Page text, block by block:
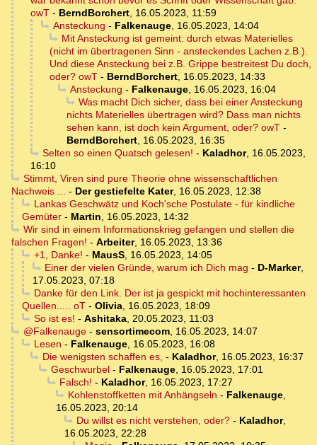
owT - BerndBorchert 16.05.2023, 11:59
Ansteckung - Falkenauge, 16.05.2023, 14:04
Mit Ansteckung ist gemeint: durch etwas Materielles
(nicht im übertragenen Sinn - ansteckendes Lachen z.B.).
Und diese Ansteckung bei z.B. Grippe bestreitest Du doch,
oder? owT - BerndBorchert 16.05.2023, 14:33
Ansteckung - Falkenauge, 16.05.2023, 16:04
Was macht Dich sicher, dass bei einer Ansteckung
nichts Materielles übertragen wird? Dass man nichts
sehen kann, ist doch kein Argument, oder? owT -
BerndBorchert 16.05.2023, 16:35
Selten so einen Quatsch gelesen! - Kaladhor, 16.05.2023,
16:10
Stimmt, Viren sind pure Theorie ohne wissenschaftlichen
Nachweis ...
- Der gestiefelte Kater, 16.05.2023, 12:38
Lankas Geschwätz und Koch'sche Postulate - für kindliche
Gemüter - Martin
16.05.2023, 14:32
Wir sind in einem Informationskrieg gefangen und stellen die
falschen Fragen! - Arbeiter, 16.05.2023, 13:36
+1, Danke! - MausS, 16.05.2023, 14:05
Einer der vielen Gründe, warum ich Dich mag - D-Marker,
17.05.2023, 07:18
Danke für den Link. Der ist ja gespickt mit hochinteressanten
Quellen..... oT - Olivia 16.05.2023, 18:09
So ist es! - Ashitaka, 20.05.2023, 11:03
@Falkenauge- sensortimecom, 16.05.2023, 14:07
Lesen - Falkenauge, 16.05.2023, 16:08
Die wenigsten schaffen es, - Kaladhor, 16.05.2023, 16:37
Geschwurbel- Falkenauge, 16.05.2023, 17:01
Falsch! - Kaladhor, 16.05.2023, 17:27
Kohlenstoffketten mit Anhängseln - Falkenauge,
16.05.2023, 20:14
Du willst es nicht verstehen, oder?- Kaladhor,
16.05.2023, 22:28